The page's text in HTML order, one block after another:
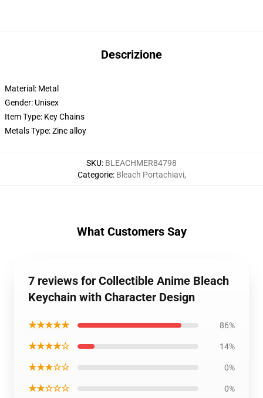
Descrizione
Material: Metal
Gender: Unisex
Item Type: Key Chains
Metals Type: Zinc alloy
SKU: BLEACHMER84798
Categorie: Bleach Portachiavi,
What Customers Say
7 reviews for Collectible Anime Bleach
Keychain with Character Design
★★★★★ 86%
★★★★☆ 14%
★★★☆☆ 0%
★★☆☆☆ 0%